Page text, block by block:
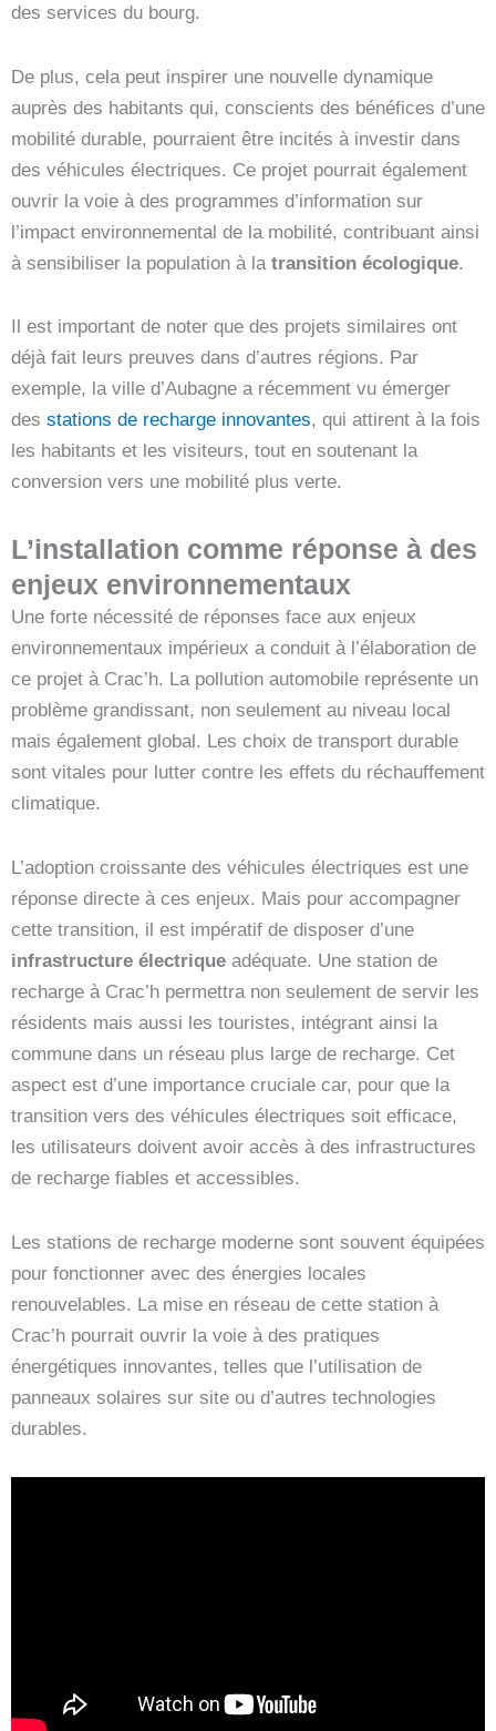
des services du bourg.
De plus, cela peut inspirer une nouvelle dynamique
auprès des habitants qui, conscients des bénéfices d’une
mobilité durable, pourraient être incités à investir dans
des véhicules électriques. Ce projet pourrait également
ouvrir la voie à des programmes d’information sur
l’impact environnemental de la mobilité, contribuant ainsi
à sensibiliser la population à la transition écologique.
Il est important de noter que des projets similaires ont
déjà fait leurs preuves dans d’autres régions. Par
exemple, la ville d’Aubagne a récemment vu émerger
des stations de recharge innovantes, qui attirent à la fois
les habitants et les visiteurs, tout en soutenant la
conversion vers une mobilité plus verte.
L’installation comme réponse à des
enjeux environnementaux
Une forte nécessité de réponses face aux enjeux
environnementaux impérieux a conduit à l’élaboration de
ce projet à Crac’h. La pollution automobile représente un
problème grandissant, non seulement au niveau local
mais également global. Les choix de transport durable
sont vitales pour lutter contre les effets du réchauffement
climatique.
L’adoption croissante des véhicules électriques est une
réponse directe à ces enjeux. Mais pour accompagner
cette transition, il est impératif de disposer d’une
infrastructure électrique adéquate. Une station de
recharge à Crac’h permettra non seulement de servir les
résidents mais aussi les touristes, intégrant ainsi la
commune dans un réseau plus large de recharge. Cet
aspect est d’une importance cruciale car, pour que la
transition vers des véhicules électriques soit efficace,
les utilisateurs doivent avoir accès à des infrastructures
de recharge fiables et accessibles.
Les stations de recharge moderne sont souvent équipées
pour fonctionner avec des énergies locales
renouvelables. La mise en réseau de cette station à
Crac’h pourrait ouvrir la voie à des pratiques
énergétiques innovantes, telles que l’utilisation de
panneaux solaires sur site ou d’autres technologies
durables.